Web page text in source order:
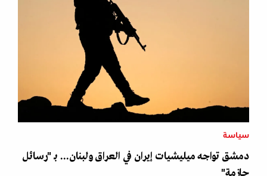
سياسة
دمشق تواجه ميليشيات إيران في العراق ولبنان... بـ "رسائل
حازمة"